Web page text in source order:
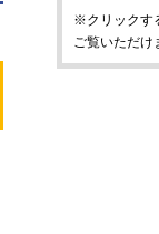
※クリックす
ご覧いただけ